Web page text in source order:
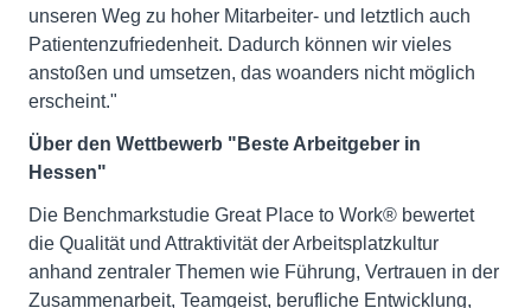
unseren Weg zu hoher Mitarbeiter- und letztlich auch
Patientenzufriedenheit. Dadurch können wir vieles
anstoßen und umsetzen, das woanders nicht möglich
erscheint."
Über den Wettbewerb "Beste Arbeitgeber in
Hessen"
Die Benchmarkstudie Great Place to Work® bewertet
die Qualität und Attraktivität der Arbeitsplatzkultur
anhand zentraler Themen wie Führung, Vertrauen in der
Zusammenarbeit, Teamgeist, berufliche Entwicklung,